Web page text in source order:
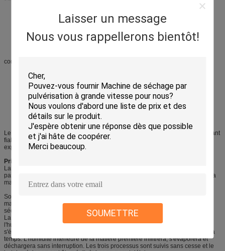
Laisser un message
Nous vous rappellerons bientôt!
SOUMETTRE
concentricité.
Le milieu de chaleur et le système tous de vide adaptent le connecteur tournant
fiable avec la technologie des Etats-Unis. Elle peut effectuer des clochers
expédient le changement et le contrôle de température constant.
Principe
Laissez la source de chaleur, par exemple, vapeur de basse pression ou
passage thermique d'huile par la veste scellée. La chaleur sera transmise à la
matière première à sécher par la coquille intérieure.
Sous l'entraînement de la puissance, le réservoir est tourné lentement et la
matière première à l'intérieur il est mélangé sans interruption. Le but du
séchage renforcé peut être réalisé.
La matière première est sous vide. La baisse de la pression de vapeur fait
l'humidité sur la surface de la matière première deviennent saturation et
s'évaporeront. Le dissolvant sera déchargé par la pompe à vide et récupéré à
temps. L'humidité intérieure de la matière première infiltrera, s'évaporera et
déchargera sans interruption. Les trois processus sont suivis sans cesse et le